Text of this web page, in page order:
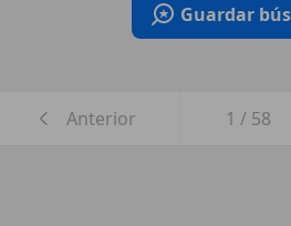
Guardar
Anterior 1 / 58